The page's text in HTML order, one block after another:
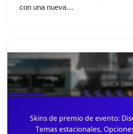
con una nueva…